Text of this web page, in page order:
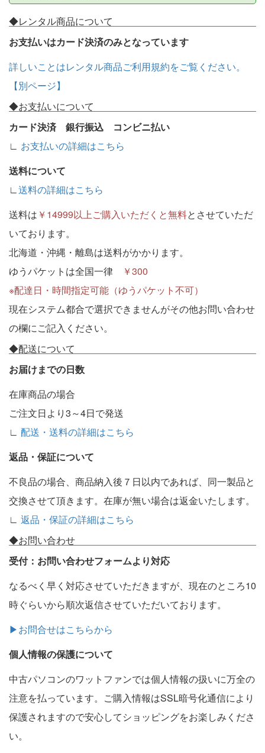
◆レンタル商品について
お支払いはカード決済のみとなっています
詳しいことはレンタル商品ご利用規約をご覧ください。
【別ページ】
◆お支払いについて
カード決済 銀行振込 コンビニ払い
∟ お支払いの詳細はこちら
送料について
∟送料の詳細はこちら
送料は ￥14999以上ご購入いただくと無料とさせていただ
いております。
北海道・沖縄・離島は送料がかかります。
ゆうパケットは全国一律
￥300
※配達日・時間指定可能（ゆうパケット不可）
現在システム都合で選択できませんがその他お問い合わせ
の欄にご記入ください。
◆配送について
お届けまでの日数
在庫商品の場合
ご注文日より3～4日で発送
∟ 配送・送料の詳細はこちら
返品・保証について
不良品の場合、商品納入後７日以内であれば、同一製品と
交換させて頂きます。在庫が無い場合は返金いたします。
∟ 返品・保証の詳細はこちら
◆お問い合わせ
受付：お問い合わせフォームより対応
なるべく早く対応させていただきますが、現在のところ10
時ぐらいから順次返信させていただいております。
▶お問合せはこちらから
個人情報の保護について
中古パソコンのワットファンでは個人情報の扱いに万全の
注意を払っています。ご購入情報はSSL暗号化通信により
保護されますので安心してショッピングをお楽しみくださ
い。